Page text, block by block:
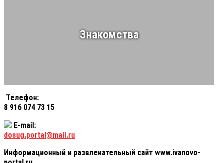
Знакомства
Телефон:
8 916 074 73 15
E-mail:
dosug.portal@mail.ru
Информационный и развлекательный сайт www.ivanovo-